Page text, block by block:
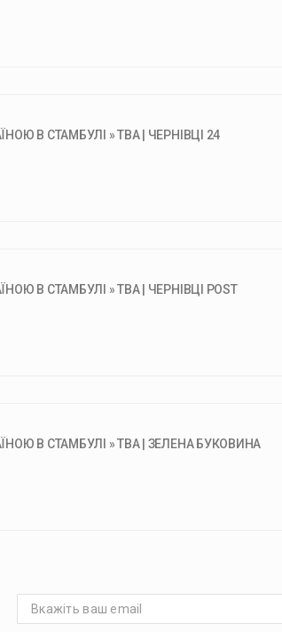
В СТАМБУЛІ » ТВА | ЧЕРНІВЦІ 24
В СТАМБУЛІ » ТВА | ЧЕРНІВЦІ POST
В СТАМБУЛІ » ТВА | ЗЕЛЕНА БУКОВИНА